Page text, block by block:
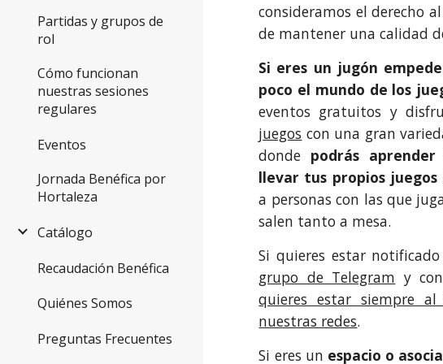
Partidas y grupos de
rol
Cómo funcionan
nuestras sesiones
regulares
Eventos
Jornada Benéfica por
Hortaleza
Catálogo
Recaudación Benéfica
Quiénes Somos
Preguntas Frecuentes
consideramos el derecho
de mantener una calidad
Si eres un jugón
poco el mundo de los
eventos gratuitos y
juegos con una gran
donde podrás
llevar tus propios juegos
a personas con las que
salen tanto a mesa.
Si quieres estar
grupo de Telegram y
quieres estar siempre
nuestras redes.
Si eres un espacio o